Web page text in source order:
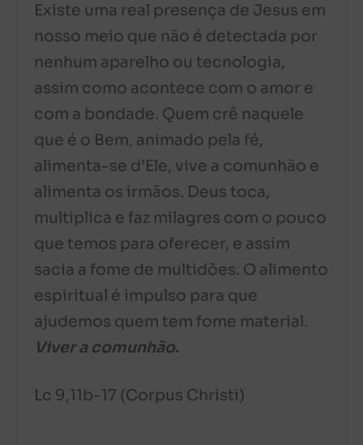
Existe uma real presença de Jesus em
nosso meio que não é detectada por
nenhum aparelho ou tecnologia,
assim como acontece com o amor e
com a bondade. Quem crê naquele
que é o Bem, animado pela fé,
alimenta-se d’Ele, vive a comunhão e
alimenta os irmãos. Deus toca,
multiplica e faz milagres com o pouco
que temos para oferecer, e assim
sacia a fome de multidões. O alimento
espiritual é impulso para que
ajudemos quem tem fome material.
Viver a comunhão.
Lc 9,11b-17 (Corpus Christi)